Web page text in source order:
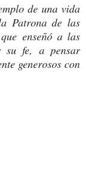
de una vida
Patrona de las
enseñó a las
su fe, a pensar
generosos con